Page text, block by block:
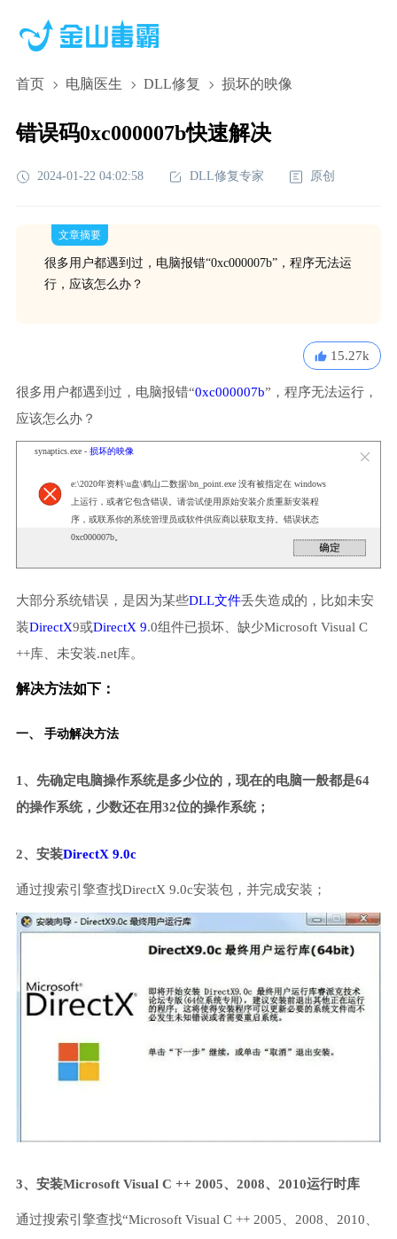
首页 电脑医生 DLL修复 损坏的映像
错误码0xc000007b快速解决
2024-01-22 04:02:58 DLL修复专家 原创
文章摘要
很多用户都遇到过，电脑报错“0xc000007b”，程序无法运
行，应该怎么办？
15.27k
很多用户都遇到过，电脑报错“0xc000007b”，程序无法运行，
应该怎么办？
synaptics.exe - 损坏的映像
e:\2020年资料\u盘\鹤山二数据\bn_point.exe 没有被指定在 windows
上运行，或者它包含错误。请尝试使用原始安装介质重新安装程
序，或联系你的系统管理员或软件供应商以获取支持。错误状态
0xc000007b。
大部分系统错误，是因为某些DLL文件丢失造成的，比如未安
装DirectX9或DirectX 9.0组件已损坏、缺少Microsoft Visual C
++库、未安装.net库。
解决方法如下：
一、 手动解决方法
1、先确定电脑操作系统是多少位的，现在的电脑一般都是64
的操作系统，少数还在用32位的操作系统；
2、安装DirectX 9.0c
通过搜索引擎查找DirectX 9.0c安装包，并完成安装；
3、安装Microsoft Visual C ++ 2005、2008、2010运行时库
通过搜索引擎查找“Microsoft Visual C ++ 2005、2008、2010、